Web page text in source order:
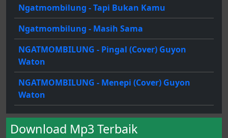
Ngatmombilung - Tapi Bukan Kamu
Ngatmombilung - Masih Sama
NGATMOMBILUNG - Pingal (Cover) Guyon
Waton
NGATMOMBILUNG - Menepi (Cover) Guyon
Waton
Download Mp3 Terbaik